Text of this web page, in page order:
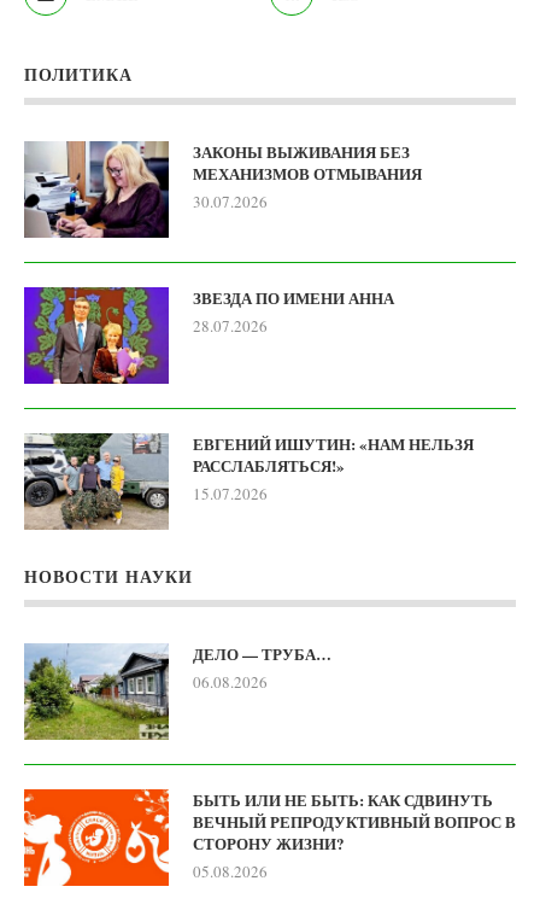
ПОЛИТИКА
ЗАКОНЫ ВЫЖИВАНИЯ БЕЗ
МЕХАНИЗМОВ ОТМЫВАНИЯ
30.07.2026
ЗВЕЗДА ПО ИМЕНИ АННА
28.07.2026
ЕВГЕНИЙ ИШУТИН: «НАМ НЕЛЬЗЯ
РАССЛАБЛЯТЬСЯ!»
15.07.2026
НОВОСТИ НАУКИ
ДЕЛО — ТРУБА…
06.08.2026
БЫТЬ ИЛИ НЕ БЫТЬ: КАК СДВИНУТЬ
ВЕЧНЫЙ РЕПРОДУКТИВНЫЙ ВОПРОС В
СТОРОНУ ЖИЗНИ?
05.08.2026